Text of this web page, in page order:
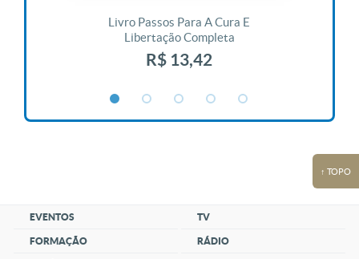
Livro Passos Para A Cura E
Libertação Completa
R$ 13,42
↑ TOPO
EVENTOS
FORMAÇÃO
TV
RÁDIO